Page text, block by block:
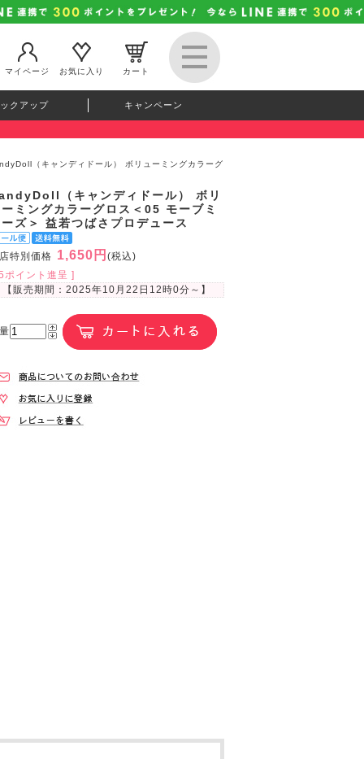
マイページ お気に入り カート
クアップ キャンペーン
（キャンディドール） ボリューミングカラーグ
（キャンディドール） ボリ
ミングカラーグロス＜05 モーブミ
ズ＞ 益若つばさプロデュース
特別価格 1,650円 (税込)
ポイント進呈 ]
【販売期間： 2025年10月22日12時0分 ～】